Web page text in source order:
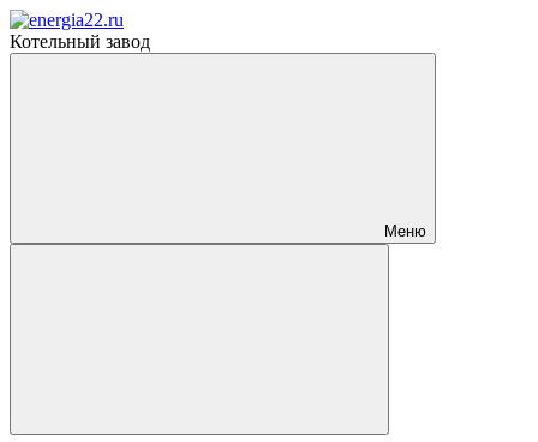
Котельный завод
Меню